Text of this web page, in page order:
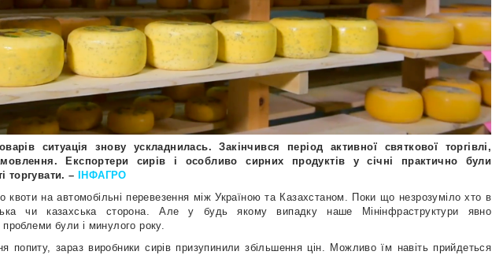
ситуація знову ускладнилась. Закінчився період активної святкової торгівлі,
Експортери сирів і особливо сирних продуктів у січні практично були
торгувати. – ІНФАГРО
квоти на автомобільні перевезення між Україною та Казахстаном. Поки що незрозуміло хто в
чи казахська сторона. Але у будь якому випадку наше Мінінфраструктури явно
проблеми були і минулого року.
попиту, зараз виробники сирів призупинили збільшення цін. Можливо їм навіть прийдеться